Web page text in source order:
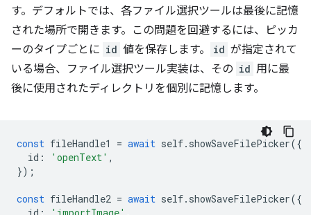
す。デフォルトでは、各ファイル選択ツールは最後に記憶
された場所で開きます。この問題を回避するには、ピッカ
ーのタイプごとに id 値を保存します。 id が指定されて
いる場合、ファイル選択ツール実装は、その id 用に最
後に使用されたディレクトリを個別に記憶します。
const fileHandle1 = await self. showSaveFilePicker({
id : 'openText' ,
});
const fileHandle2 = await self. showSaveFilePicker({